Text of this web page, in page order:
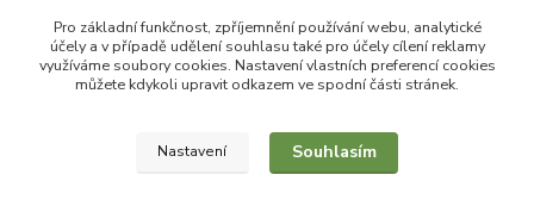
Po-Pá, 8-18 hod
shop@goodfarmer.cz
Pro základní funkčnost, zpříjemnění používání webu, analytické
účely a v případě udělení souhlasu také pro účely cílení reklamy
využíváme soubory cookies. Nastavení vlastních preferencí cookies
můžete kdykoli upravit odkazem ve spodní části stránek.
Nastavení Souhlasím